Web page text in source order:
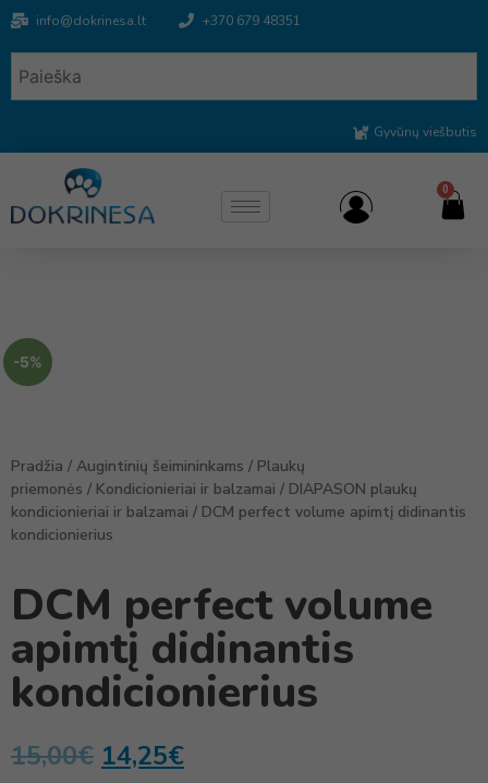
info@dokrinesa.lt +370 679 48351
Gyvūnų viešbutis
0
-5%
Pradžia / Augintinių šeimininkams / Plaukų
priemonės / Kondicionieriai ir balzamai / DIAPASON plaukų
kondicionieriai ir balzamai / DCM perfect volume apimtį didinantis
kondicionierius
DCM perfect volume
apimtį didinantis
kondicionierius
15,00€ 14,25€